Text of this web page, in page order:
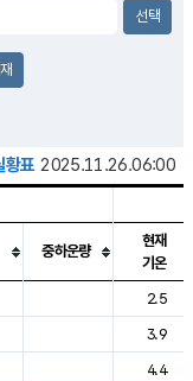
황표 2025.11.26.06:00
람, 기압등을 안내한 표입
중하운량
현재
기온
2.5
3.9
4.4